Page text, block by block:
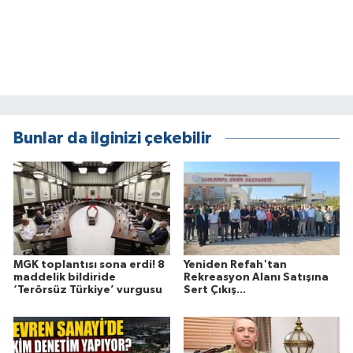
Bunlar da ilginizi çekebilir
MGK toplantısı sona erdi! 8
maddelik bildiride
‘Terörsüz Türkiye’ vurgusu
Yeniden Refah'tan
Rekreasyon Alanı Satışına
Sert Çıkış...